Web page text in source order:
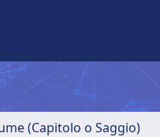
(Capitolo o Saggio)